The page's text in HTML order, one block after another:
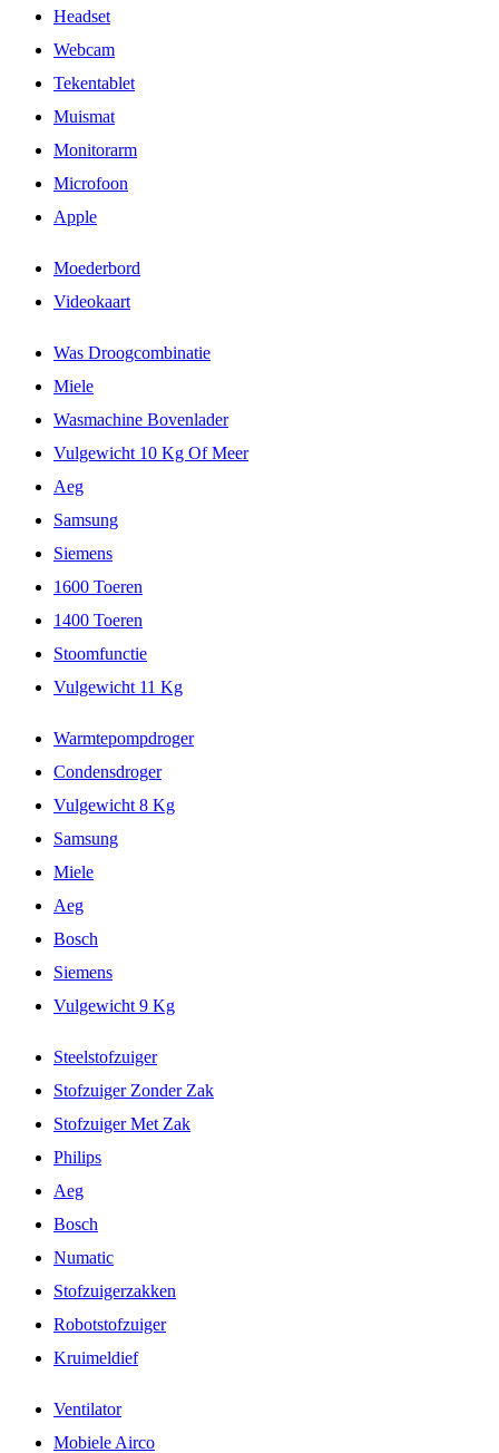
Headset
Webcam
Tekentablet
Muismat
Monitorarm
Microfoon
Apple
Moederbord
Videokaart
Was Droogcombinatie
Miele
Wasmachine Bovenlader
Vulgewicht 10 Kg Of Meer
Aeg
Samsung
Siemens
1600 Toeren
1400 Toeren
Stoomfunctie
Vulgewicht 11 Kg
Warmtepompdroger
Condensdroger
Vulgewicht 8 Kg
Samsung
Miele
Aeg
Bosch
Siemens
Vulgewicht 9 Kg
Steelstofzuiger
Stofzuiger Zonder Zak
Stofzuiger Met Zak
Philips
Aeg
Bosch
Numatic
Stofzuigerzakken
Robotstofzuiger
Kruimeldief
Ventilator
Mobiele Airco